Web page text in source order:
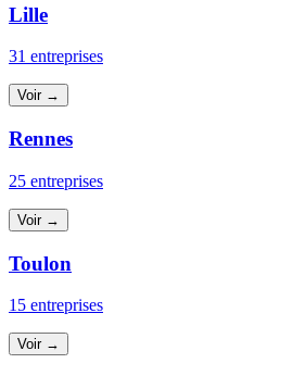
Lille
31 entreprises
Voir →
Rennes
25 entreprises
Voir →
Toulon
15 entreprises
Voir →